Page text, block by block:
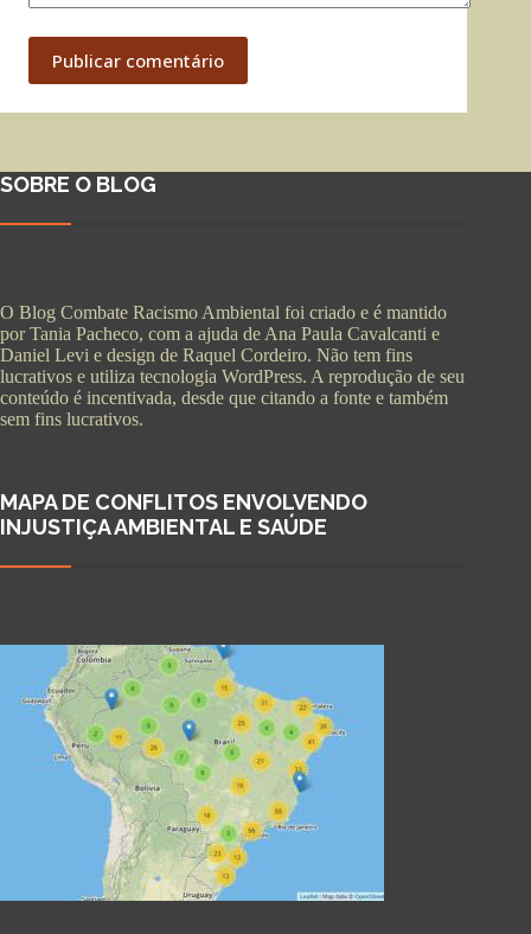
Publicar comentário
SOBRE O BLOG
O Blog Combate Racismo Ambiental foi criado e é mantido
por Tania Pacheco, com a ajuda de Ana Paula Cavalcanti e
Daniel Levi e design de Raquel Cordeiro. Não tem fins
lucrativos e utiliza tecnologia WordPress. A reprodução de seu
conteúdo é incentivada, desde que citando a fonte e também
sem fins lucrativos.
MAPA DE CONFLITOS ENVOLVENDO
INJUSTIÇA AMBIENTAL E SAÚDE